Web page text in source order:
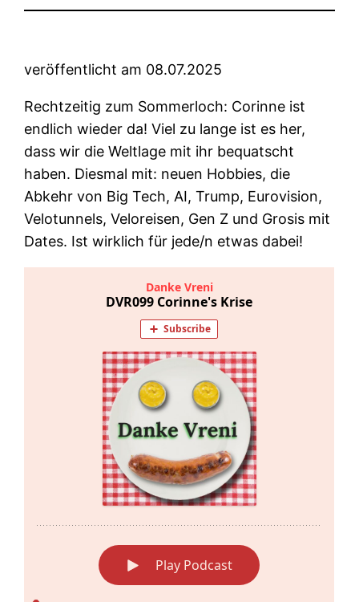
veröffentlicht am 08.07.2025
Rechtzeitig zum Sommerloch: Corinne ist
endlich wieder da! Viel zu lange ist es her,
dass wir die Weltlage mit ihr bequatscht
haben. Diesmal mit: neuen Hobbies, die
Abkehr von Big Tech, AI, Trump, Eurovision,
Velotunnels, Veloreisen, Gen Z und Grosis mit
Dates. Ist wirklich für jede/n etwas dabei!